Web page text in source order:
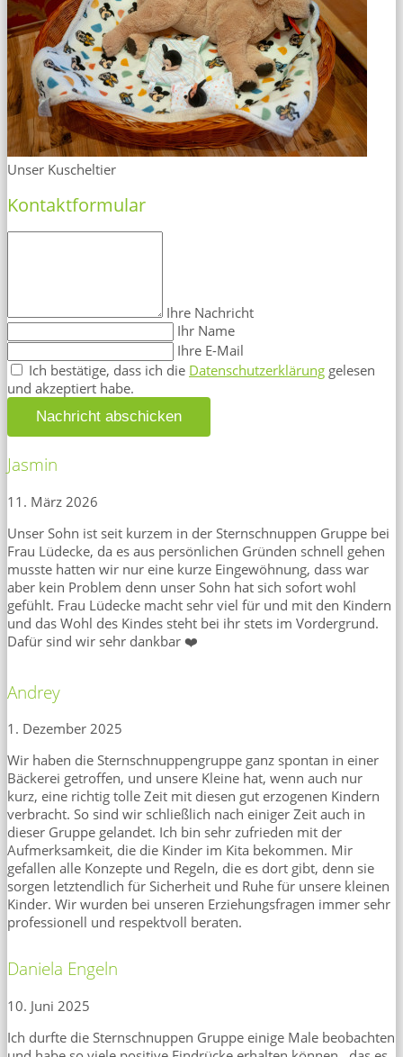
Unser Kuscheltier
Kontaktformular
Ihre Nachricht
Ihr Name
Ihre E-Mail
Ich bestätige, dass ich die Datenschutzerklärung gelesen
und akzeptiert habe.
Nachricht abschicken
Jasmin
11. März 2026
Unser Sohn ist seit kurzem in der Sternschnuppen Gruppe bei
Frau Lüdecke, da es aus persönlichen Gründen schnell gehen
musste hatten wir nur eine kurze Eingewöhnung, dass war
aber kein Problem denn unser Sohn hat sich sofort wohl
gefühlt. Frau Lüdecke macht sehr viel für und mit den Kindern
und das Wohl des Kindes steht bei ihr stets im Vordergrund.
Dafür sind wir sehr dankbar ❤️
Andrey
1. Dezember 2025
Wir haben die Sternschnuppengruppe ganz spontan in einer
Bäckerei getroffen, und unsere Kleine hat, wenn auch nur
kurz, eine richtig tolle Zeit mit diesen gut erzogenen Kindern
verbracht. So sind wir schließlich nach einiger Zeit auch in
dieser Gruppe gelandet. Ich bin sehr zufrieden mit der
Aufmerksamkeit, die die Kinder im Kita bekommen. Mir
gefallen alle Konzepte und Regeln, die es dort gibt, denn sie
sorgen letztendlich für Sicherheit und Ruhe für unsere kleinen
Kinder. Wir wurden bei unseren Erziehungsfragen immer sehr
professionell und respektvoll beraten.
Daniela Engeln
10. Juni 2025
Ich durfte die Sternschnuppen Gruppe einige Male beobachten